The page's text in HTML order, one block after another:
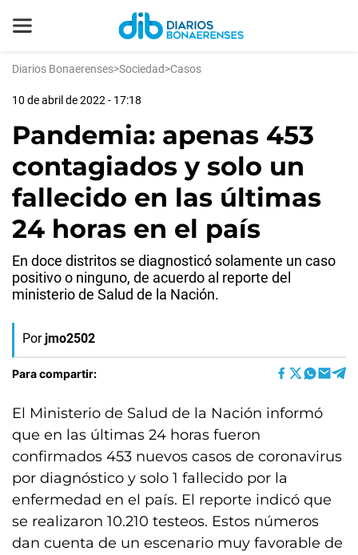
Diarios Bonaerenses>Sociedad>Casos
10 de abril de 2022 - 17:18
Pandemia: apenas 453
contagiados y solo un
fallecido en las últimas
24 horas en el país
En doce distritos se diagnosticó solamente un caso
positivo o ninguno, de acuerdo al reporte del
ministerio de Salud de la Nación.
Por jmo2502
Para compartir:
El Ministerio de Salud de la Nación informó
que en las últimas 24 horas fueron
confirmados 453 nuevos casos de coronavirus
por diagnóstico y solo 1 fallecido por la
enfermedad en el país. El reporte indicó que
se realizaron 10.210 testeos. Estos números
dan cuenta de un escenario muy favorable de